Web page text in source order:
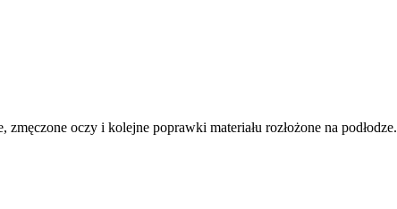
zmęczone oczy i kolejne poprawki materiału rozłożone na podłodze.